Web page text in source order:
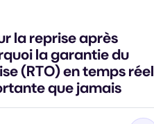
la reprise après
la garantie du
(RTO) en temps réel
que jamais